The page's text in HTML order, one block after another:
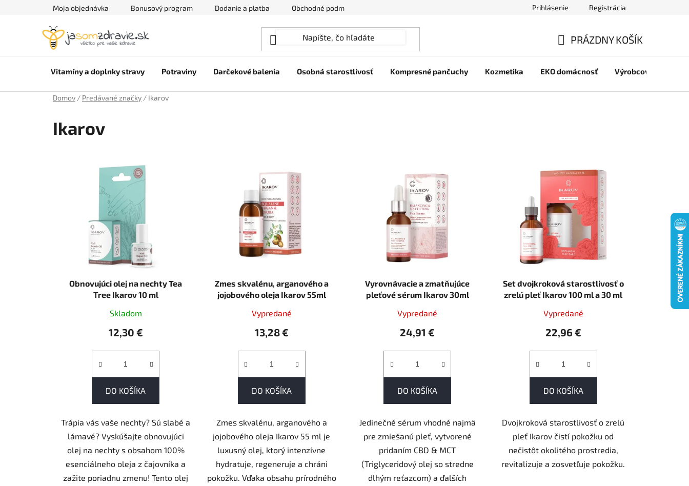
Moja objednávka Bonusový program Dodanie a platba Obchodné podmienky Prihlásenie Registrácia
KOŠÍK
PRÁZDNY KOŠÍK
Vitamíny a doplnky stravy Potraviny Darčekové balenia Osobná starostlivosť Kompresné pančuchy Kozmetika EKO domácnosť Výrobcovia
Domov / Predávané značky / Ikarov
Ikarov
Obnovujúci olej na nechty Tea
Tree Ikarov 10 ml
Skladom
12,30 €
DO KOŠÍKA
Trápia vás vaše nechty? Sú slabé a
lámavé? Vyskúšajte obnovujúci
olej na nechty s obsahom 100%
esenciálneho oleja z čajovníka a
zažite poriadnu zmenu! Tento olej
Zmes skvalénu, arganového a
jojobového oleja Ikarov 55ml
Vypredané
13,28 €
DO KOŠÍKA
Zmes skvalénu, arganového a
jojobového oleja Ikarov 55 ml je
luxusný olej, ktorý intenzívne
hydratuje, regeneruje a chráni
pokožku. Vďaka obsahu prírodného
Vyrovnávacie a zmatňujúce
pleťové sérum Ikarov 30ml
Vypredané
24,91 €
DO KOŠÍKA
Jedinečné sérum vhodné najmä
pre zmiešanú pleť, vytvorené
pridaním CBD & MCT
(Triglyceridový olej so stredne
dlhým reťazcom) a ďalších
Set dvojkroková starostlivosť o
zrelú pleť Ikarov 100 ml a 30 ml
Vypredané
22,96 €
DO KOŠÍKA
Dvojkroková starostlivosť o zrelú
pleť Ikarov čistí pokožku od
nečistôt okolitého prostredia,
revitalizuje a zosvetľuje pokožku.